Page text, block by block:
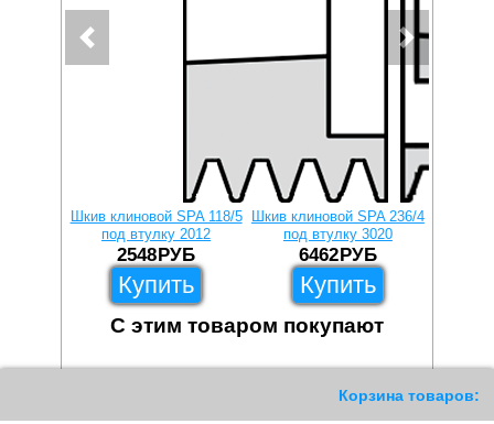
Корзина товаров:
Шкив клиновой SPA 118/5
под втулку 2012
2548РУБ
Купить
Шкив клиновой SPA 236/4
под втулку 3020
6462РУБ
Купить
С этим товаром покупают